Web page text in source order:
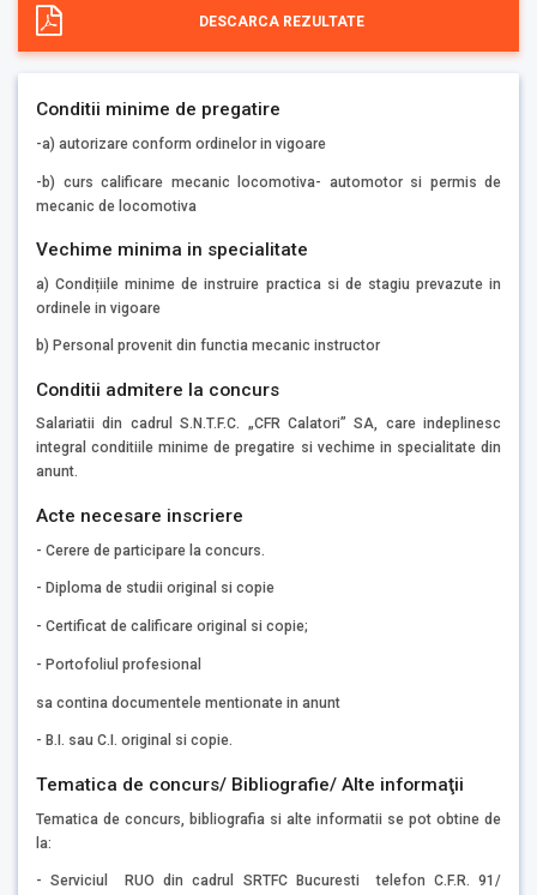
DESCARCA REZULTATE
Conditii minime de pregatire
-a) autorizare conform ordinelor in vigoare
-b) curs calificare mecanic locomotiva- automotor si permis de
mecanic de locomotiva
Vechime minima in specialitate
a) Condițiile minime de instruire practica si de stagiu prevazute in
ordinele in vigoare
b) Personal provenit din functia mecanic instructor
Conditii admitere la concurs
Salariatii din cadrul S.N.T.F.C. „CFR Calatori” SA, care indeplinesc
integral conditiile minime de pregatire si vechime in specialitate din
anunt.
Acte necesare inscriere
- Cerere de participare la concurs.
- Diploma de studii original si copie
- Certificat de calificare original si copie;
- Portofoliul profesional
sa contina documentele mentionate in anunt
- B.I. sau C.I. original si copie.
Tematica de concurs/ Bibliografie/ Alte informaţii
Tematica de concurs, bibliografia si alte informatii se pot obtine de
la:
- Serviciul RUO din cadrul SRTFC Bucuresti telefon C.F.R. 91/